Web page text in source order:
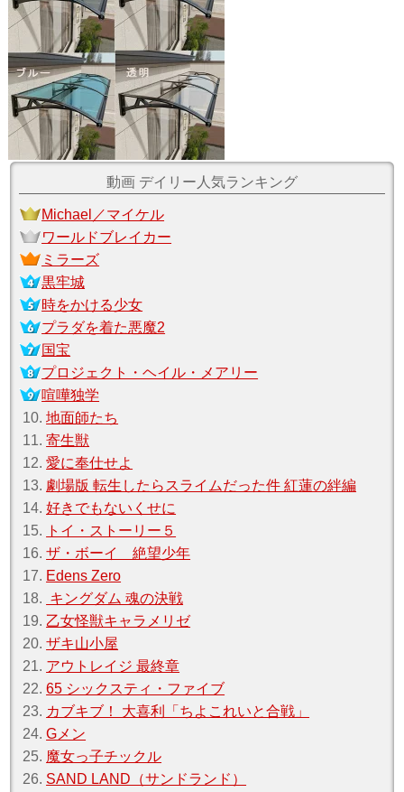
動画 デイリー人気ランキング
Michael／マイケル
ワールドブレイカー
ミラーズ
黒牢城
時をかける少女
プラダを着た悪魔2
国宝
プロジェクト・ヘイル・メアリー
喧嘩独学
10.地面師たち
11.寄生獣
12.愛に奉仕せよ
13. 劇場版 転生したらスライムだった件 紅蓮の絆編
14.好きでもないくせに
15.
トイ・ストーリー５
16.ザ・ボーイ 絶望少年
17. Edens Zero
18. キングダム 魂の決戦
19. 乙女怪獣キャラメリゼ
20.ザキ山小屋
21. アウトレイジ 最終章
22.65 シックスティ・ファイブ
23. カブキブ！ 大喜利「ちよこれいと合戦」
24.Gメン
25. 魔女っ子チックル
26. SAND LAND（サンドランド）